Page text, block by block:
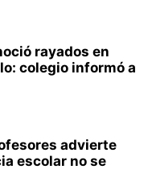
rayados en
colegio informó a
advierte
escolar no se